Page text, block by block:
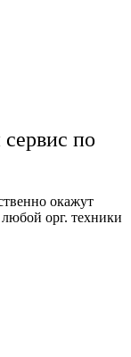
по
окажут
орг. техники